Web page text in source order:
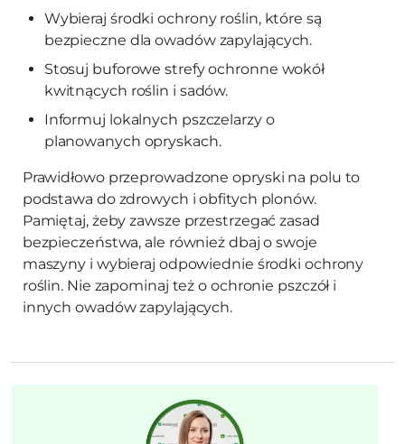
Wybieraj środki ochrony roślin, które są
bezpieczne dla owadów zapylających.
Stosuj buforowe strefy ochronne wokół
kwitnących roślin i sadów.
Informuj lokalnych pszczelarzy o
planowanych opryskach.
Prawidłowo przeprowadzone opryski na polu to
podstawa do zdrowych i obfitych plonów.
Pamiętaj, żeby zawsze przestrzegać zasad
bezpieczeństwa, ale również dbaj o swoje
maszyny i wybieraj odpowiednie środki ochrony
roślin. Nie zapominaj też o ochronie pszczół i
innych owadów zapylających.